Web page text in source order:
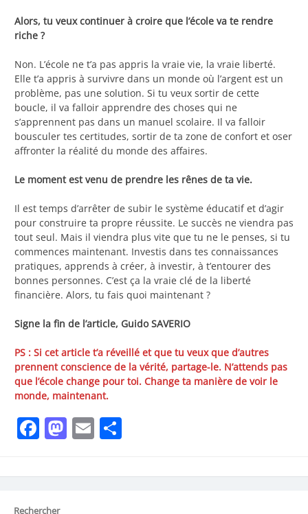
Alors, tu veux continuer à croire que l’école va te rendre
riche ?
Non. L’école ne t’a pas appris la vraie vie, la vraie liberté.
Elle t’a appris à survivre dans un monde où l’argent est un
problème, pas une solution. Si tu veux sortir de cette
boucle, il va falloir apprendre des choses qui ne
s’apprennent pas dans un manuel scolaire. Il va falloir
bousculer tes certitudes, sortir de ta zone de confort et oser
affronter la réalité du monde des affaires.
Le moment est venu de prendre les rênes de ta vie.
Il est temps d’arrêter de subir le système éducatif et d’agir
pour construire ta propre réussite. Le succès ne viendra pas
tout seul. Mais il viendra plus vite que tu ne le penses, si tu
commences maintenant. Investis dans tes connaissances
pratiques, apprends à créer, à investir, à t’entourer des
bonnes personnes. C’est ça la vraie clé de la liberté
financière. Alors, tu fais quoi maintenant ?
Signe la fin de l’article, Guido SAVERIO
PS : Si cet article t’a réveillé et que tu veux que d’autres
prennent conscience de la vérité, partage-le. N’attends pas
que l’école change pour toi. Change ta manière de voir le
monde, maintenant.
Facebook
Mastodon
Email
Rechercher